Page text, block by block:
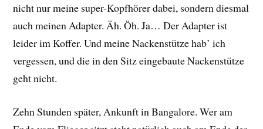
nicht nur meine super-Kopfhörer dabei, sondern diesmal
auch meinen Adapter. Äh. Öh. Ja… Der Adapter ist
leider im Koffer. Und meine Nackenstütze hab’ ich
vergessen, und die in den Sitz eingebaute Nackenstütze
geht nicht.
Zehn Stunden später, Ankunft in Bangalore. Wer am